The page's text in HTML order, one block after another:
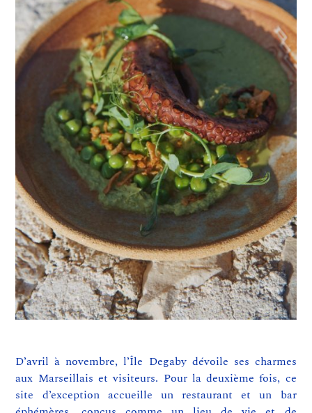
D’avril à novembre, l’Île Degaby dévoile ses charmes
aux Marseillais et visiteurs. Pour la deuxième fois, ce
site d’exception accueille un restaurant et un bar